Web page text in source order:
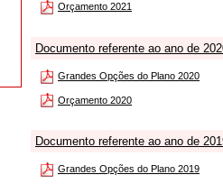
Orçamento 2021
Documento referente ao ano de
Grandes Opções do Plano 2020
Orçamento 2020
Documento referente ao ano de
Grandes Opções do Plano 2019